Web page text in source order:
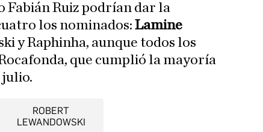
Fabián Ruiz podrían dar la
los nominados: Lamine
y Raphinha, aunque todos los
que cumplió la mayoría
julio.
ROBERT
LEWANDOWSKI